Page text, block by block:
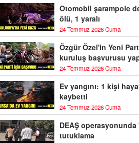
Otomobil şarampole
ölü, 1 yaralı
24 Temmuz 2026 Cuma
Özgür Özel'in Yeni
kuruluş başvurusu
24 Temmuz 2026 Cuma
Ev yangını: 1 kişi
kaybetti
24 Temmuz 2026 Cuma
DEAŞ operasyonunda
tutuklama